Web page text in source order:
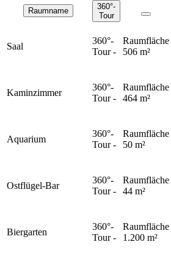
Räume
Raumname
360°-
Tour
Saal
360°-
Tour-
Raumfläche
506 m²
Kaminzimmer
360°-
Tour-
Raumfläche
464 m²
Aquarium
360°-
Tour-
Raumfläche
50 m²
Ostflügel-Bar
360°-
Tour-
Raumfläche
44 m²
Biergarten
360°-
Tour-
Raumfläche
1.200 m²